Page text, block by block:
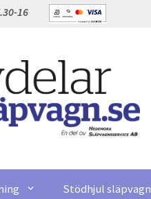
16
Stödhjul släpvagn